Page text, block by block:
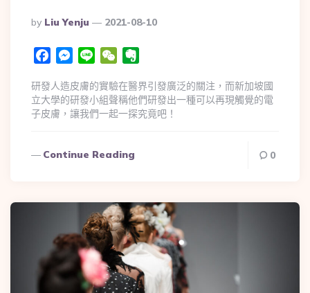
By Liu Yenju 2021-08-10
FacebookMessenger
Line WeChat
研發人造皮膚的實驗在醫界引發廣泛的關注，而新加坡國
立大學的研發小組聲稱他們研發出一種可以再現觸覺的電
子皮膚，讓我們一起一探究竟吧！
Continue Reading 0